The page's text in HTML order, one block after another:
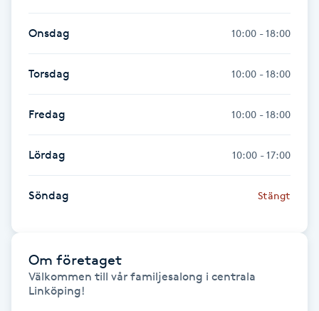
Fotsvamp
Fotvård
Fransar
Fransborttagning
Fransfärgning
Fransförlängning
Fransförlängning Megavolym
Onsdag 10:00 - 18:00
Torsdag 10:00 - 18:00
Fredag 10:00 - 18:00
Lördag 10:00 - 17:00
Söndag Stängt
Om företaget
Välkommen till vår familjesalong i centrala
Linköping!